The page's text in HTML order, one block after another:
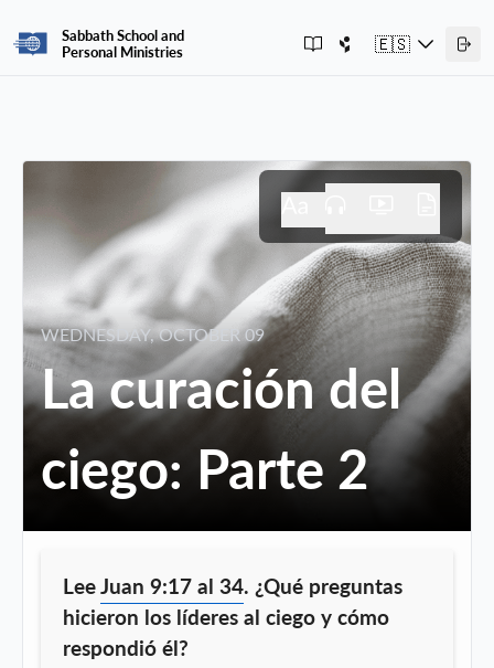
Sabbath School and
Personal Ministries
🇪🇸
WEDNESDAY, OCTOBER 09
La curación del
ciego: Parte 2
LeeJuan 9:17 al 34. ¿Qué preguntas
hicieron los líderes al ciego y cómo
respondió él?